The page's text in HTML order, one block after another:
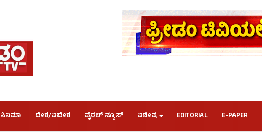
ಸಿನಿಮಾ ದೇಶ/ವಿದೇಶ ವೈರಲ್ ನ್ಯೂಸ್ ವಿಶೇಷ EDITORIAL E-PAPER